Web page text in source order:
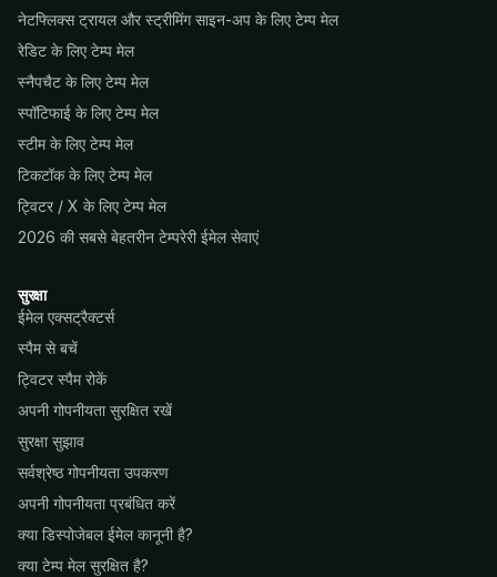
नेटफ्लिक्स ट्रायल और स्ट्रीमिंग साइन-अप के लिए टेम्प मेल
रेडिट के लिए टेम्प मेल
स्नैपचैट के लिए टेम्प मेल
स्पॉटिफाई के लिए टेम्प मेल
स्टीम के लिए टेम्प मेल
टिकटॉक के लिए टेम्प मेल
ट्विटर / X के लिए टेम्प मेल
2026 की सबसे बेहतरीन टेम्परेरी ईमेल सेवाएं
सुरक्षा
ईमेल एक्सट्रैक्टर्स
स्पैम से बचें
ट्विटर स्पैम रोकें
अपनी गोपनीयता सुरक्षित रखें
सुरक्षा सुझाव
सर्वश्रेष्ठ गोपनीयता उपकरण
अपनी गोपनीयता प्रबंधित करें
क्या डिस्पोजेबल ईमेल कानूनी है?
क्या टेम्प मेल सुरक्षित है?